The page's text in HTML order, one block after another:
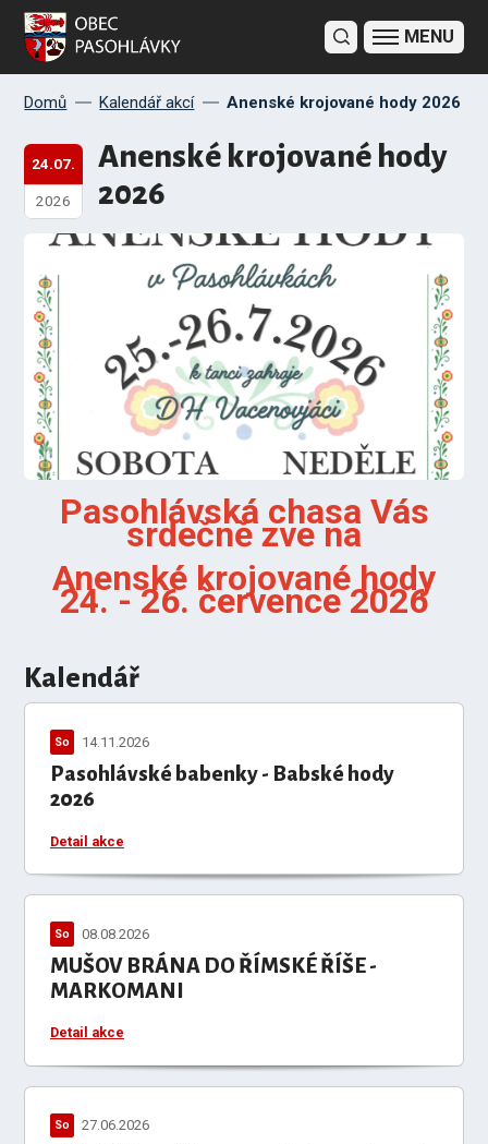
Domů Kalendář akcí Anenské krojované hody 2026
Anenské krojované hody
2026
24.07.
2026
Pasohlávská chasa Vás
srdečně zve na
Anenské krojované hody
24. - 26. července 2026
Kalendář
Pasohlávské babenky - Babské hody
2026
So 14.11.2026
Detail akce
MUŠOV BRÁNA DO ŘÍMSKÉ ŘÍŠE -
MARKOMANI
So 08.08.2026
Detail akce
So 27.06.2026